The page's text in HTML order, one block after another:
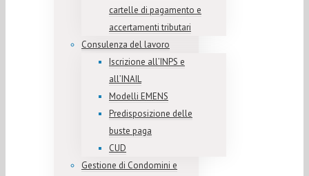
cartelle di pagamento e
accertamenti tributari
Consulenza del lavoro
Iscrizione all’INPS e
all’INAIL
Modelli EMENS
Predisposizione delle
buste paga
CUD
Gestione di Condomini e